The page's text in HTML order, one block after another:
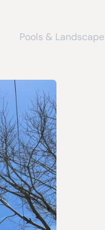
Pools & Landscape